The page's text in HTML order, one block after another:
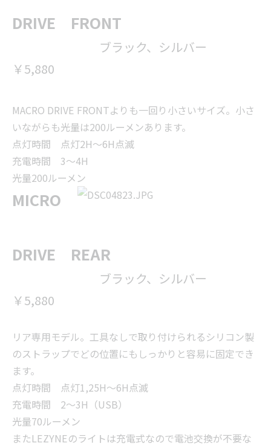
DRIVE FRONT
ブラック、シルバー
￥5,880
MACRO DRIVE FRONTよりも一回り小さいサイズ。小さ
いながらも光量は200ルーメンあります。
点灯時間 点灯2H～6H点滅
充電時間 3～4H
光量200ルーメン
MICRO
DRIVE REAR
ブラック、シルバー
￥5,880
リア専用モデル。工具なしで取り付けられるシリコン製
のストラップでどの位置にもしっかりと容易に固定でき
ます。
点灯時間 点灯1,25H～6H点滅
充電時間 2～3H（USB）
光量70ルーメン
またLEZYNEのライトは充電式なので電池交換が不要な